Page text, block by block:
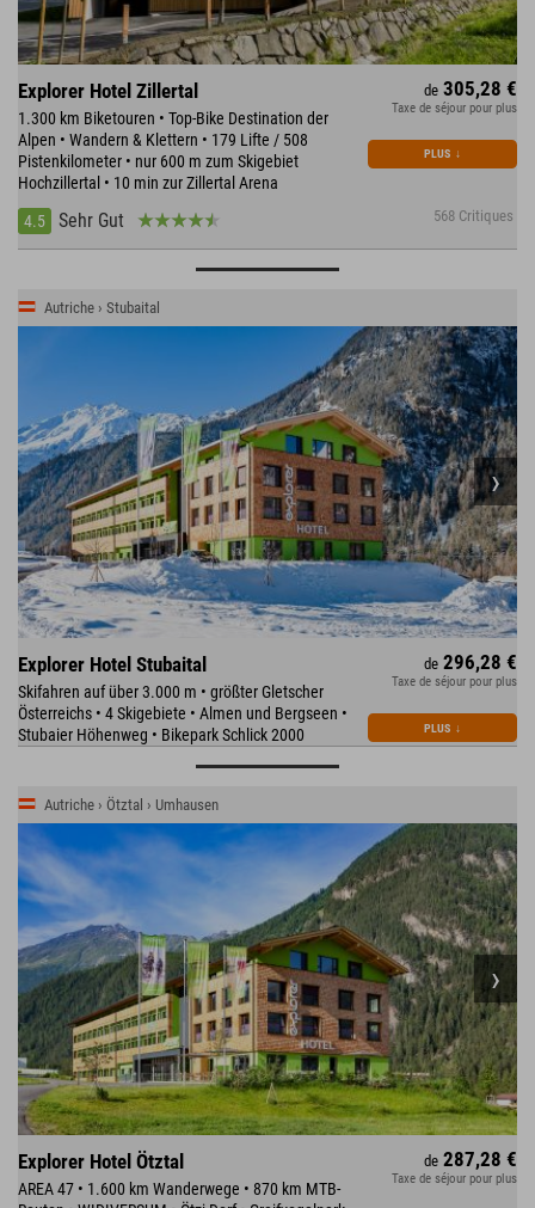
Explorer Hotel Zillertal
1.300 km Biketouren • Top-Bike Destination der
Alpen • Wandern & Klettern • 179 Lifte / 508
Pistenkilometer • nur 600 m zum Skigebiet
Hochzillertal • 10 min zur Zillertal Arena
4.5
Sehr Gut 568 Critiques
de 305,28 €
Taxe de séjour pour plus
PLUS ↓
Autriche › Stubaital
Explorer Hotel Stubaital
Skifahren auf über 3.000 m • größter Gletscher
Österreichs • 4 Skigebiete • Almen und Bergseen •
Stubaier Höhenweg • Bikepark Schlick 2000
de 296,28 €
Taxe de séjour pour plus
PLUS ↓
Autriche › Ötztal › Umhausen
Explorer Hotel Ötztal
AREA 47 • 1.600 km Wanderwege • 870 km MTB-
de 287,28 €
Taxe de séjour pour plus